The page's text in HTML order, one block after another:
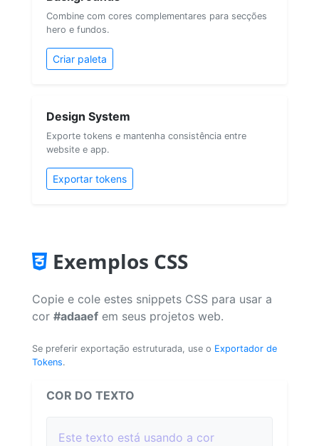
Combine com cores complementares para secções
hero e fundos.
Criar paleta
Design System
Exporte tokens e mantenha consistência entre
website e app.
Exportar tokens
Exemplos CSS
Copie e cole estes snippets CSS para usar a
cor #adaaef em seus projetos web.
Se preferir exportação estruturada, use o Exportador de
Tokens.
COR DO TEXTO
Este texto está usando a cor